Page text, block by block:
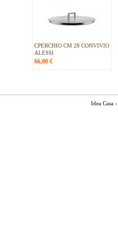
CPERCHIO CM 28 CONVIVIO
ALESSI
66,00 €
Idea Casa